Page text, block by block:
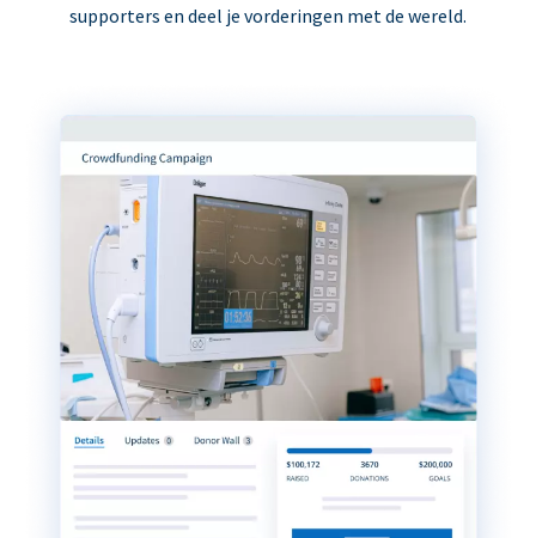
supporters en deel je vorderingen met de wereld.